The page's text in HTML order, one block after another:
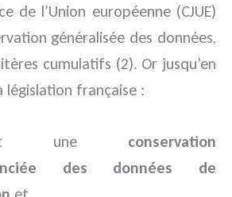
de l’Union européenne (CJUE)
généralisée des données,
cumulatifs (2). Or jusqu’en
législation française :
une conservation
des données de